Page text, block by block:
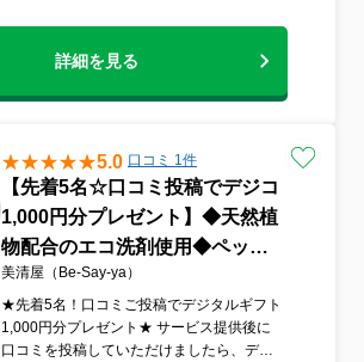
詳細を見る
5.0 口コミ 1件
【先着5名☆口コミ投稿でデジコ
1,000円分プレゼント】◆天然植
物配合のエコ洗剤使用◆ペット
や赤ちゃんにも優しく安心
美清屋（Be-Say-ya）
★先着5名！口コミご投稿でデジタルギフト
1,000円分プレゼント★ サービス提供後に
口コミを投稿していただけましたら、デジ